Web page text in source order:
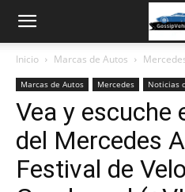
Inicio Marcas de Autos
Marcas de Autos Mercedes Noticias
Vea y escuche
del Mercedes
Festival de